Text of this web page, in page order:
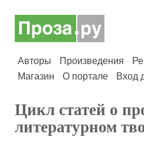
Авторы Произведения
Магазин
О портале Вход
Цикл статей о
литературном